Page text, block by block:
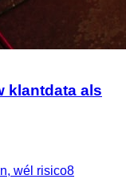
klantdata als
wél risico8